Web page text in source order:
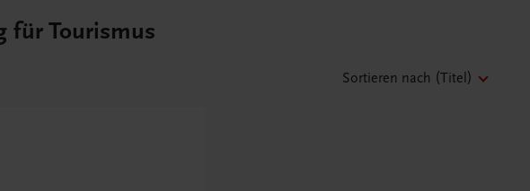
für Tourismus
Sortieren nach (Titel)